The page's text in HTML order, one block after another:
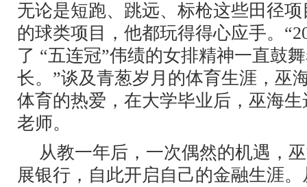
无论是短跑、跳远、标枪这些田径
的球类项目，他都玩得得心应手。
了 “五连冠”伟绩的女排精神一直鼓
长。”谈及青葱岁月的体育生涯，巫
体育的热爱，在大学毕业后，巫海
老师。
从教一年后，一次偶然的机遇，
展银行，自此开启自己的金融生涯